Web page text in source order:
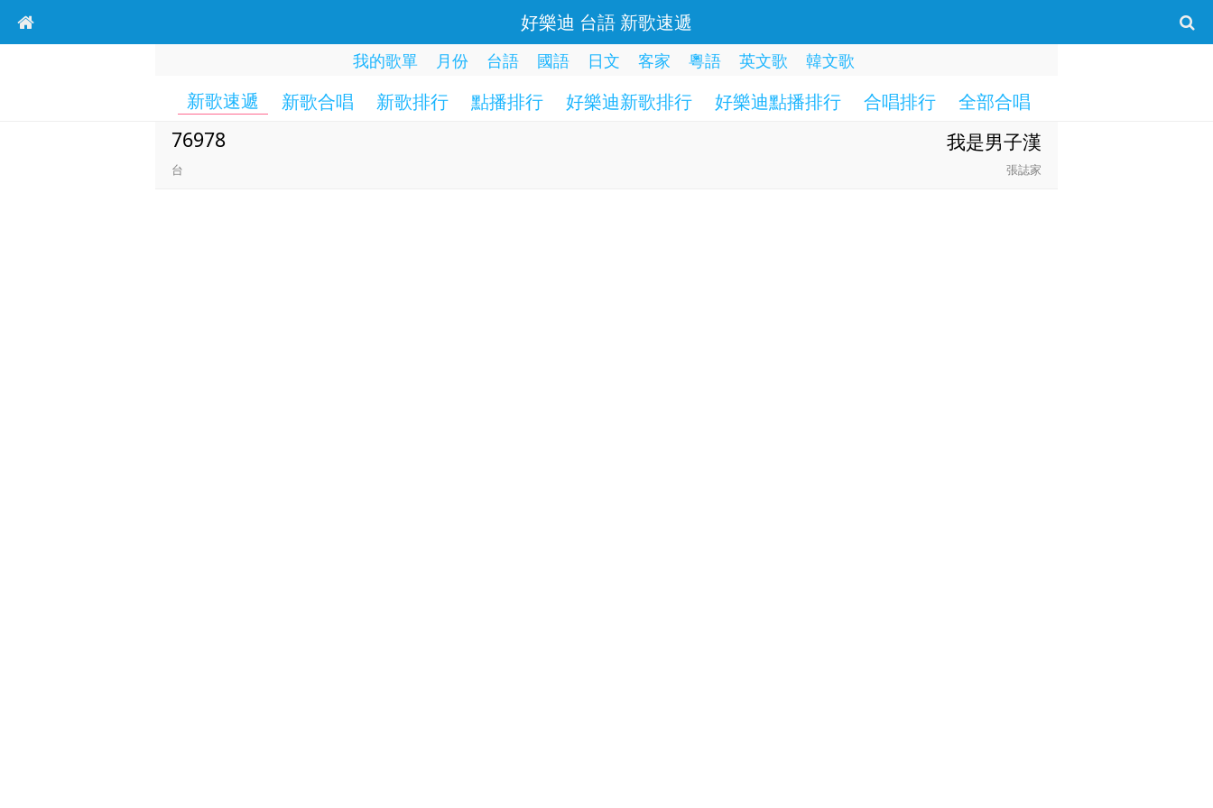
好樂迪 台語 新歌速遞
我的歌單 月份 台語 國語 日文 客家 粵語 英文歌 韓文歌
新歌速遞 新歌合唱 新歌排行 點播排行 好樂迪新歌排行 好樂迪點播排行 合唱排行 全部合唱
76978 我是男子漢
台 張誌家